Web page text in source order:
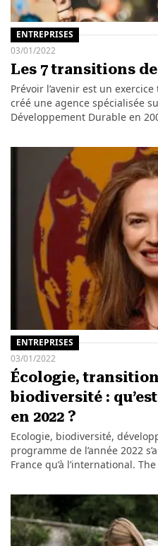
ENTREPRISES
03/01/2022
Les 7 transitions de
Prévoir l’avenir est un
créé une agence spécialisée
Développement Durable en
ENTREPRISES
03/01/2022
Écologie,
biodiversité :
en 2022 ?
Ecologie, biodiversité,
programme de l’année 2022
France qu’à l’international.